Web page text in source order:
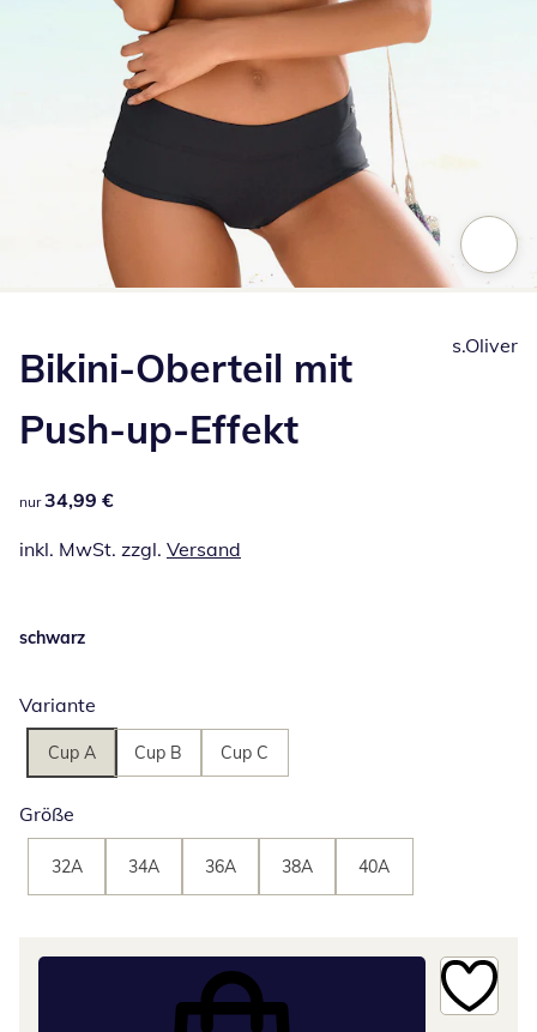
Bikini-Oberteil mit
Push-up-Effekt
34,99 €
nur 34,99 €
inkl. MwSt. zzgl. Versand
s.Oliver
schwarz
Variante
Cup A Cup B Cup C
Größe
32A 34A 36A 38A 40A